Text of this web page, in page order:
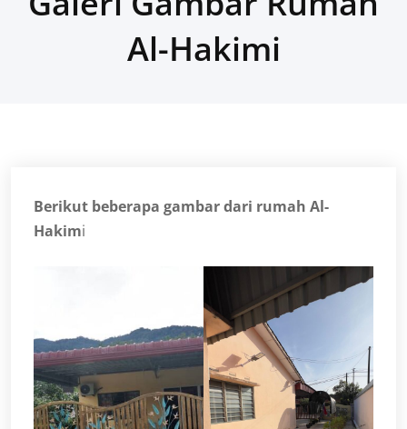
Al-Hakimi
Berikut beberapa gambar dari rumah Al-
Hakimi